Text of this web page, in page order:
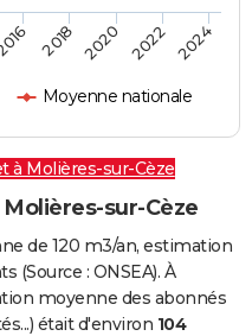
Moyenne nationale
2018 2020 2022 2024
à Molières-sur-Cèze
sur-Cèze
de 120 m3/an, estimation
(Source : ONSEA). À
moyenne des abonnés
était d'environ 104